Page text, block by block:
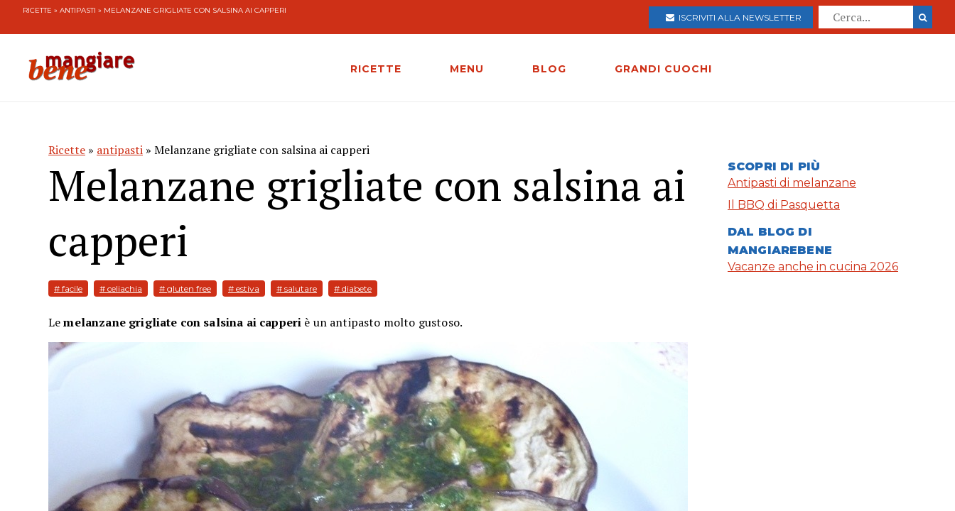
RICETTE » ANTIPASTI » MELANZANE GRIGLIATE CON SALSINA AI CAPPERI
ISCRIVITI ALLA NEWSLETTER
RICETTE MENU BLOG GRANDI CUOCHI
Ricette » antipasti » Melanzane grigliate con salsina ai capperi
Melanzane grigliate con salsina ai
capperi
# facile # celiachia # gluten free # estiva # salutare # diabete
Lemelanzane grigliate con salsina ai capperi è un antipasto molto gustoso.
SCOPRI DI PIÙ
Antipasti di melanzane
Il BBQ di Pasquetta
DAL BLOG DI
MANGIAREBENE
Vacanze anche in cucina 2026